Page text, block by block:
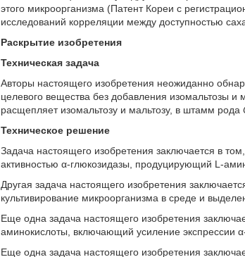
этого микроорганизма (Патент Кореи с
исследований корреляции между доступностью
Раскрытие изобретения
Техническая задача
Авторы настоящего изобретения неожиданно
целевого вещества без добавления изомальтозы и
расщепляет изомальтозу и мальтозу, в штамм рода
Техническое решение
Задача настоящего изобретения заключается в
активностью α-глюкозидазы, продуцирующий L-
Другая задача настоящего изобретения
культивирование микроорганизма в среде и
Еще одна задача настоящего изобретения
аминокислоты, включающий усиление экспрессии
Еще одна задача настоящего изобретения